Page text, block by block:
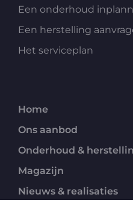
Home
Ons aanbod
Onderhoud &
Magazijn
Nieuws & realisaties
Een onderhoud
Een herstelling
Het serviceplan